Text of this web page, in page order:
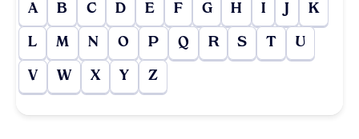
A B C D E F G H I J K
L M N O P Q R S T U
V W X Y Z